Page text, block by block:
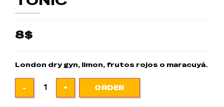
8$
London dry gyn, limon, frutos rojos o maracuyá.
ORDER